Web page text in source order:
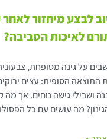
לבצע מיחזור לאחר
לאיכות הסביבה?
על גינה מטופחת,
התוצאה הסופית: עצים
ושבילי גישה נוחים. אך מה
מה עושים עם כל